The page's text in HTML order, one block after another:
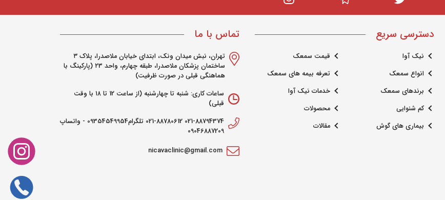
دسترسی سریع
نیک آوا
انواع سمعک
برندهای سمعک
کم شنوایی
بیماری های گوش
قیمت سمعک
تعرفه بیمه های سمعک
خدمات نیک آوا
محصولات
مقالات
تماس با ما
تهران، نبش میدان ونک، ابتدای خیابان ملاصدرا، پلاک ۳
ساختمان پزشکان ملاصدرا، طبقه چهارم، واحد ۲3 (پارکینگ با
هماهنگی قبلی در صورت ظرفیت)
ساعات کاری: شنبه تا چهارشنبه (از ساعت 12 تا ۱۸ با وقت
قبلی)
021-88794374 021-88780612 تلگرام09354549954 - واتساپ
09046887209
nicavaclinic@gmail.com